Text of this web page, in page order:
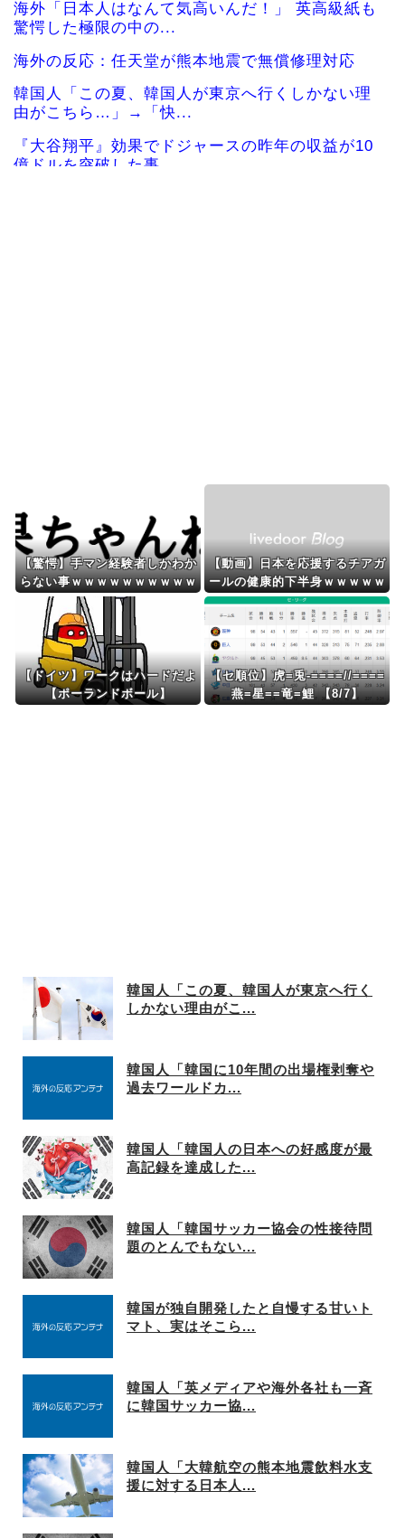
海外「日本人はなんて気高いんだ！」 英高級紙も
驚愕した極限の中の...
海外の反応：任天堂が熊本地震で無償修理対応
韓国人「この夏、韓国人が東京へ行くしかない理
由がこちら…」→「快...
『大谷翔平』効果でドジャースの昨年の収益が10
億ドルを突破した事...
【驚愕】手マン経験者しかわか
らない事ｗｗｗｗｗｗｗｗｗｗ
ｗｗwwww
【動画】日本を応援するチアガ
ールの健康的下半身ｗｗｗｗｗ
【ドイツ】ワークはハードだよ
【ポーランドボール】
【セ順位】虎=兎-====//====
燕=星==竜=鯉 【8/7】
韓国人「この夏、韓国人が東京へ行く
しかない理由がこ...
韓国人「韓国に10年間の出場権剥奪や
過去ワールドカ...
韓国人「韓国人の日本への好感度が最
高記録を達成した...
韓国人「韓国サッカー協会の性接待問
題のとんでもない...
韓国が独自開発したと自慢する甘いト
マト、実はそこら...
韓国人「英メディアや海外各社も一斉
に韓国サッカー協...
韓国人「大韓航空の熊本地震飲料水支
援に対する日本人...